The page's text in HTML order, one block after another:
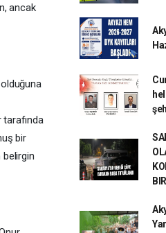
ancak
tarafında
bir
belirgin